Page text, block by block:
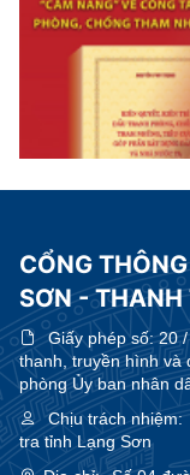
CỔNG
SƠN - THANH
Giấy phép số:20
thanh, truyền hình và
phòng Ủy ban nhân
Chịu trách nhiệm:
tra tỉnh Lạng Sơn